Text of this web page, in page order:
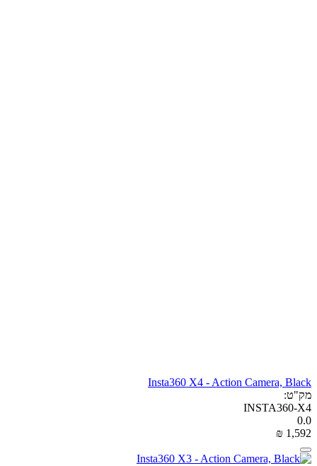
Insta360 X4 - Action Camera, Black
מק"ט:
INSTA360-X4
0.0
₪ 1,592